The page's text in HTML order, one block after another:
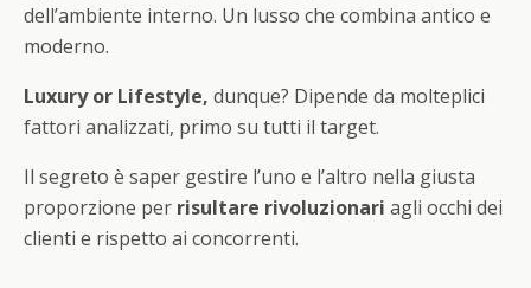
dell’ambiente interno. Un lusso che combina antico e
moderno.
Luxury or Lifestyle, dunque? Dipende da molteplici
fattori analizzati, primo su tutti il target.
Il segreto è saper gestire l’uno e l’altro nella giusta
proporzione per risultare rivoluzionari agli occhi dei
clienti e rispetto ai concorrenti.